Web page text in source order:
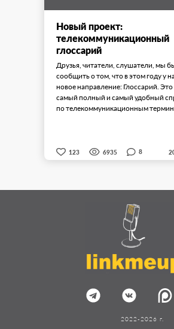
Новый проект:
телекоммуникационный
глоссарий
Друзья, читатели, слушатели, мы
сообщить о том, что в этом году у
новое направление: Глоссарий. Это
самый полный и самый удобный
по телекоммуникационным
123 6935 8
2022-2026 г.